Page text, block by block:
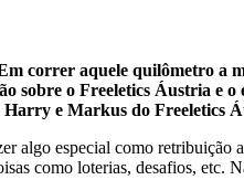
correr aquele quilômetro a
sobre o Freeletics Áustria e
e Markus do Freeletics
algo especial como
como loterias, desafios, etc.